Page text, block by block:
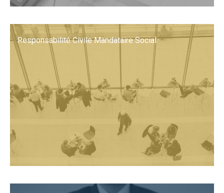
Responsabilité Civile Mandataire Social